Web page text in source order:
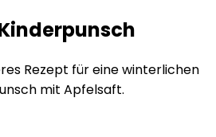
Rezept für eine winterlichen
mit Apfelsaft.